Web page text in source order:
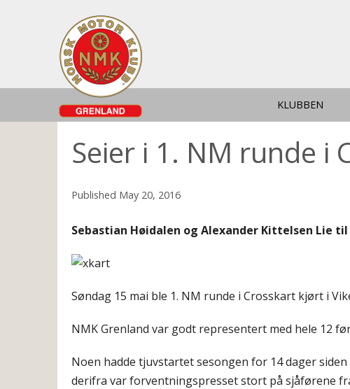
KLUBBEN
Seier i 1. NM runde i
Published May 20, 2016
Sebastian Høidalen og Alexander Kittelsen Lie
Søndag 15 mai ble 1. NM runde i Crosskart kjørt i
NMK Grenland var godt representert med hele 12
Noen hadde tjuvstartet sesongen for 14 dager
derifra var forventningspresset stort på sjåførene